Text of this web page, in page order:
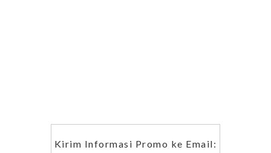
Kirim Informasi Promo ke Email: